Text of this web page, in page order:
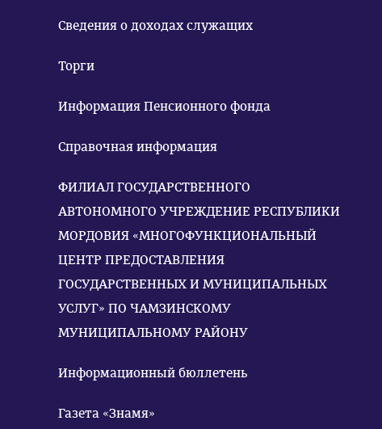
Сведения о доходах служащих
Торги
Информация Пенсионного фонда
Справочная информация
ФИЛИАЛ ГОСУДАРСТВЕННОГО
АВТОНОМНОГО УЧРЕЖДЕНИЕ РЕСПУБЛИКИ
МОРДОВИЯ «МНОГОФУНКЦИОНАЛЬНЫЙ
ЦЕНТР ПРЕДОСТАВЛЕНИЯ
ГОСУДАРСТВЕННЫХ И МУНИЦИПАЛЬНЫХ
УСЛУГ» ПО ЧАМЗИНСКОМУ
МУНИЦИПАЛЬНОМУ РАЙОНУ
Информационный бюллетень
Газета «Знамя»